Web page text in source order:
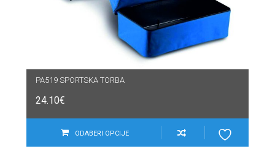
PA519 SPORTSKA TORBA
24.10€
ODABERI OPCIJE